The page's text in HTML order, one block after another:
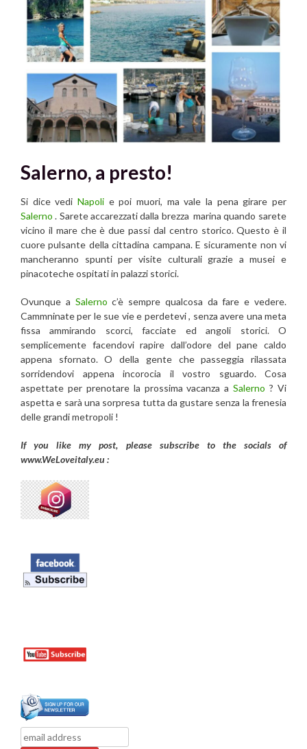
Salerno, a presto!
Si dice vedi Napoli e poi muori, ma vale la pena girare per
Salerno . Sarete accarezzati dalla brezza marina quando sarete
vicino il mare che è due passi dal centro storico. Questo è il
cuore pulsante della cittadina campana. E sicuramente non vi
mancheranno spunti per visite culturali grazie a musei e
pinacoteche ospitati in palazzi storici.
Ovunque a Salerno c’è sempre qualcosa da fare e vedere.
Cammninate per le sue vie e perdetevi , senza avere una meta
fissa ammirando scorci, facciate ed angoli storici. O
semplicemente facendovi rapire dall’odore del pane caldo
appena sfornato. O della gente che passeggia rilassata
sorridendovi appena incorocia il vostro sguardo. Cosa
aspettate per prenotare la prossima vacanza aSalerno ? Vi
aspetta e sarà una sorpresa tutta da gustare senza la frenesia
delle grandi metropoli !
If you like my post, please subscribe to the socials of
www.WeLoveitaly.eu :